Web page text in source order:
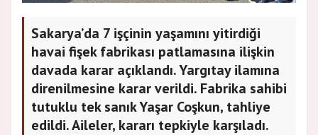
Sakarya’da 7 işçinin yaşamını yitirdiği
havai fişek fabrikası patlamasına ilişkin
davada karar açıklandı. Yargıtay ilamına
direnilmesine karar verildi. Fabrika sahibi
tutuklu tek sanık Yaşar Coşkun, tahliye
edildi. Aileler, kararı tepkiyle karşıladı.